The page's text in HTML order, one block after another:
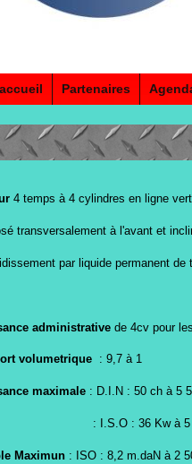
Partenaires
4 temps à 4 cylindres en ligne
transversalement à l'avant et
par liquide permanent de
administrative de 4cv pour
volumetrique : 9,7 à 1
maximale : D.I.N : 50 ch à 5
: 36 Kw à 5 500
Maximun : ISO : 8,2 m.daN à 2